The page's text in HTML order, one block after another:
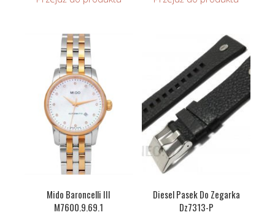
Mido Baroncelli III
M7600.9.69.1
Diesel Pasek Do Zegarka
Dz7313-P